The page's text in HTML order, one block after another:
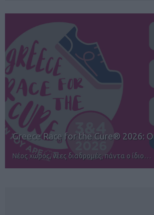
12ος TUI Rhodes Marathon:
Αγώνες για όλους στην Ρόδο